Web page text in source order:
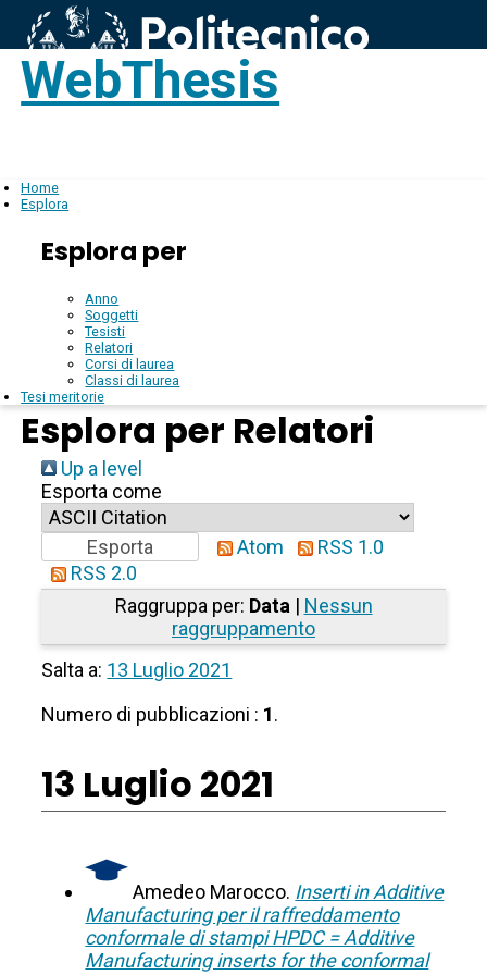
WebThesis
Home
Esplora
Esplora per
Anno
Soggetti
Tesisti
Relatori
Corsi di laurea
Classi di laurea
Tesi meritorie
Esplora per Relatori
Up a level
Esporta come
Atom
RSS 1.0
RSS 2.0
Raggruppa per: Data| Nessun
raggruppamento
Salta a: 13 Luglio 2021
Numero di pubblicazioni : 1.
13 Luglio 2021
Amedeo Marocco. Inserti in Additive
Manufacturing per il raffreddamento
conformale di stampi HPDC = Additive
Manufacturing inserts for the conformal